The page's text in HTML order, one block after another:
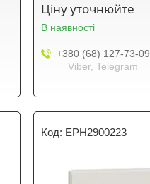
Ціну уточнюйте
В наявності
+380 (68) 127-73-09
Viber, Telegram
EPH2900223